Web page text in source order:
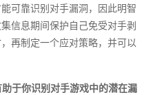
可靠识别对手漏洞，因此明智
信息期间保护自己免受对手剥
再制定一个应对策略，并可以
于你识别对手游戏中的潜在漏